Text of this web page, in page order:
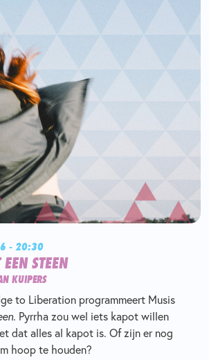
- 20:30
STEEN
KUIPERS
to Liberation programmeert Musis
Pyrrha zou wel iets kapot willen
dat alles al kapot is. Of zijn er nog
hoop te houden?